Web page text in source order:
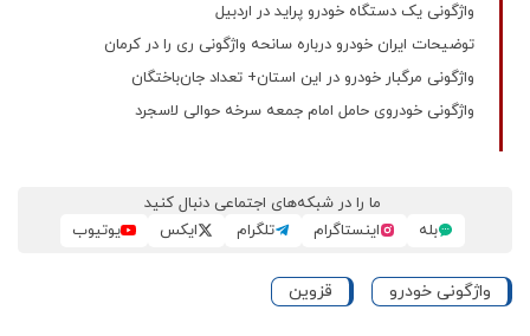
واژگونی یک دستگاه خودرو پراید در اردبیل
توضیحات ایران خودرو درباره سانحه واژگونی ری را در کرمان
واژگونی مرگبار خودرو در این استان+ تعداد جان‌باختگان
واژگونی خودروی حامل امام جمعه سرخه حوالی لاسجرد
ما را در شبکه‌های اجتماعی دنبال کنید
بله
اینستاگرام تلگرام ایکس یوتیوب
واژگونی خودرو قزوین